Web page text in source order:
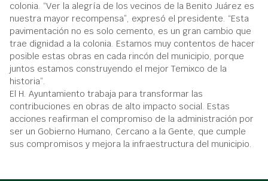
colonia. “Ver la alegría de los vecinos de la Benito Juárez es
nuestra mayor recompensa”, expresó el presidente. “Esta
pavimentación no es solo cemento, es un gran cambio que
trae dignidad a la colonia. Estamos muy contentos de hacer
posible estas obras en cada rincón del municipio, porque
juntos estamos construyendo el mejor Temixco de la
historia”.
El H. Ayuntamiento trabaja para transformar las
contribuciones en obras de alto impacto social. Estas
acciones reafirman el compromiso de la administración por
ser un Gobierno Humano, Cercano a la Gente, que cumple
sus compromisos y mejora la infraestructura del municipio.